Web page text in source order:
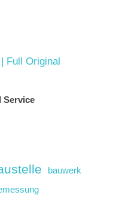
Service
bauwerk